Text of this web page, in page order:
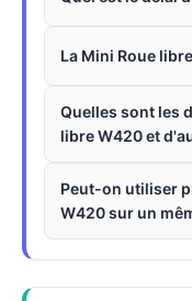
La Mini Roue
Quelles sont les
libre W420 et
Peut-on utiliser
W420 sur un